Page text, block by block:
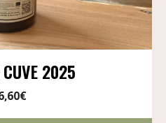
2025
€